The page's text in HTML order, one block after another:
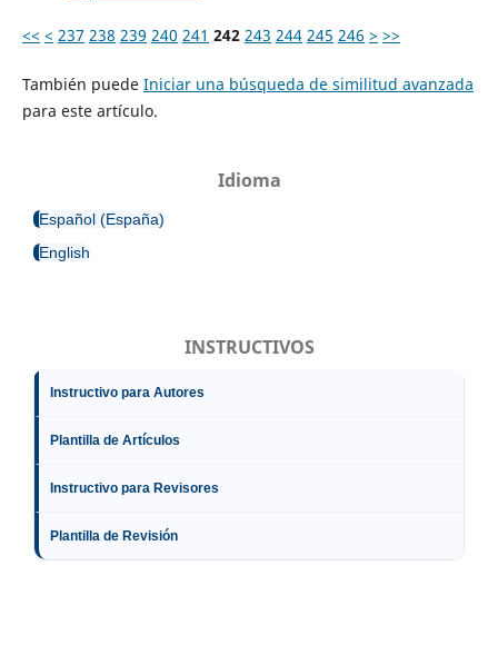
<< < 237 238 239 240 241 242 243 244 245 246 > >>
También puede Iniciar una búsqueda de similitud avanzada
para este artículo.
Idioma
Español (España)
English
INSTRUCTIVOS
Instructivo para Autores
Plantilla de Artículos
Instructivo para Revisores
Plantilla de Revisión